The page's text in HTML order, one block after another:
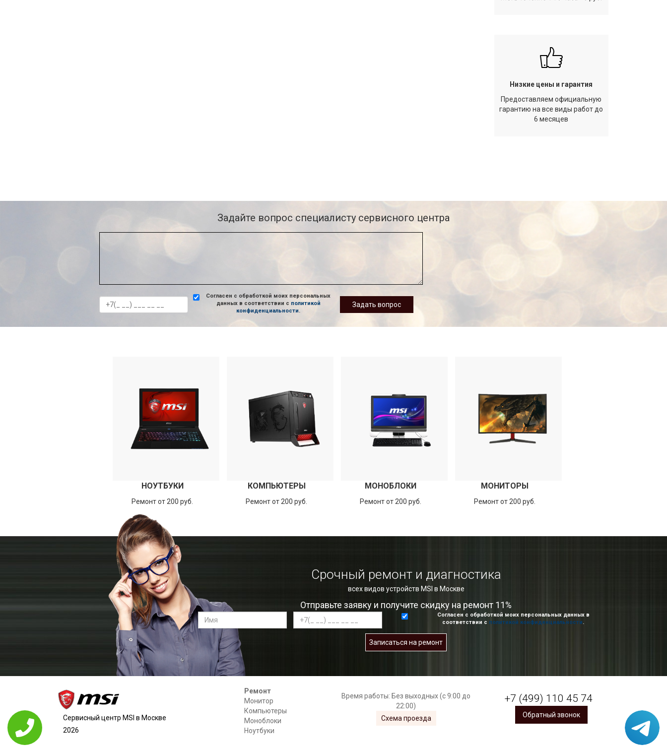
Низкие цены и гарантия
Предоставляем официальную
гарантию на все виды работ до
6 месяцев
Задайте вопрос специалисту сервисного центра
Согласен с обработкой моих персональных
данных в соответствии с политикой
конфиденциальности.
Задать вопрос
НОУТБУКИ
Ремонт от 200 руб.
КОМПЬЮТЕРЫ
Ремонт от 200 руб.
МОНОБЛОКИ
Ремонт от 200 руб.
МОНИТОРЫ
Ремонт от 200 руб.
Срочный ремонт и диагностика
всех видов устройств MSI в Москве
Отправьте заявку и получите скидку на ремонт 11%
Согласен с обработкой моих персональных данных в
соответствии с политикой конфиденциальности.
Записаться на ремонт
Сервисный центр MSI в Москве
2026
Ремонт
Монитор
Компьютеры
Моноблоки
Ноутбуки
Время работы: Без выходных (с 9:00 до
22:00)
Схема проезда
+7 (499) 110 45 74
Обратный звонок